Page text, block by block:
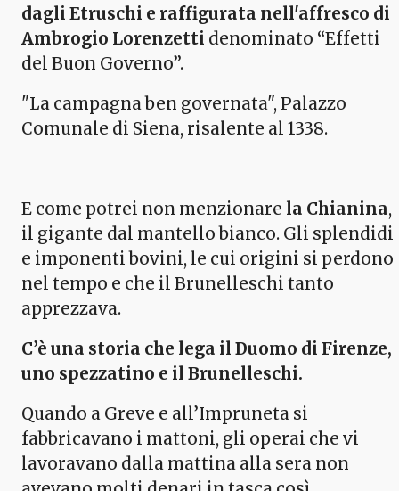
dagli Etruschi e raffigurata nell'affresco di
Ambrogio Lorenzetti denominato “Effetti
del Buon Governo”.
"La campagna ben governata", Palazzo
Comunale di Siena, risalente al 1338.
E come potrei non menzionare la Chianina,
il gigante dal mantello bianco. Gli splendidi
e imponenti bovini, le cui origini si perdono
nel tempo e che il Brunelleschi tanto
apprezzava.
C’è una storia che lega il Duomo di Firenze,
uno spezzatino e il Brunelleschi.
Quando a Greve e all’Impruneta si
fabbricavano i mattoni, gli operai che vi
lavoravano dalla mattina alla sera non